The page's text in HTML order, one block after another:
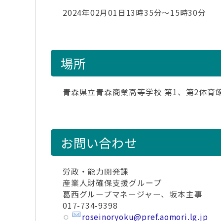
2024年02月01日13時35分～15時30分
場所
青森県立青森商業高等学校 第1、第2体育
お問い合わせ
労政・能力開発課
産業人財確保支援グループ
葛西グループマネージャー、坂本主事
017-734-9398
roseinoryoku@pref.aomori.lg.jp